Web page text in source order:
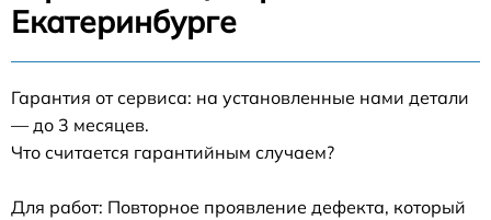
Екатеринбурге
Гарантия от сервиса: на установленные нами детали
— до 3 месяцев.
Что считается гарантийным случаем?
Для работ: Повторное проявление дефекта, который